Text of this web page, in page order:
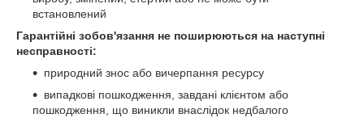
встановлений
Гарантійні зобов'язання не поширюються на наступні
несправності:
природний знос або вичерпання ресурсу
випадкові пошкодження, завдані клієнтом або
пошкодження, що виникли внаслідок недбалого